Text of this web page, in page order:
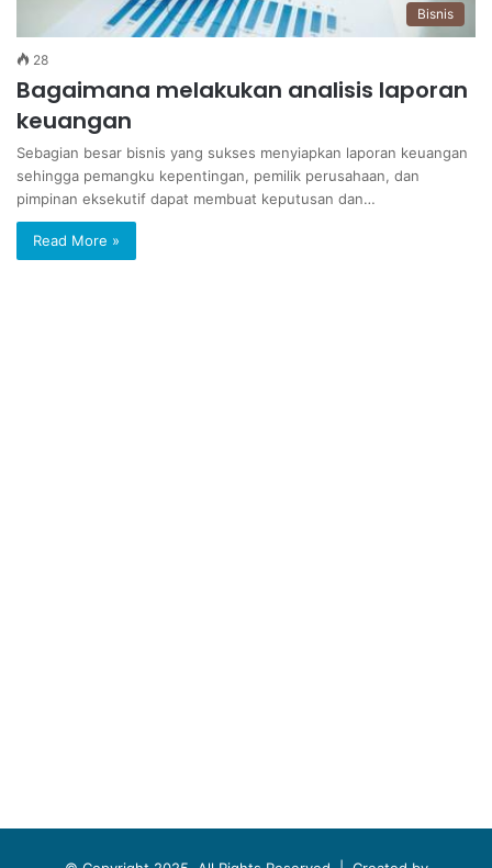
Bisnis
28
Bagaimana melakukan analisis laporan
keuangan
Sebagian besar bisnis yang sukses menyiapkan laporan keuangan
sehingga pemangku kepentingan, pemilik perusahaan, dan
pimpinan eksekutif dapat membuat keputusan dan…
Read More »